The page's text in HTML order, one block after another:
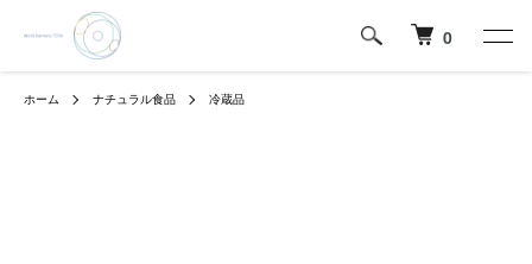
0
ホーム ナチュラル食品 冷蔵品